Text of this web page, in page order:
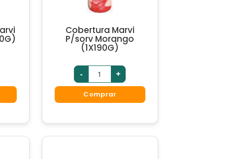
Cobertura Marvi
P/sorv Morango
(1X190G)
- +
Comprar